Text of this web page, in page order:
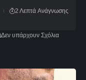
Δεν υπάρχουν Σχόλια
2 Λεπτά Aνάγνωσης